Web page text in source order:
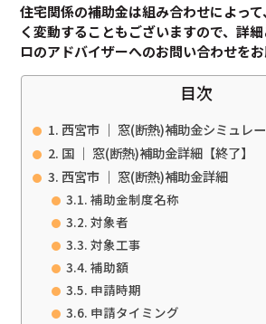
住宅関係の補助金は組み合わせによっ
く変動することもございますので、詳
ロのアドバイザーへのお問い合わせを
目次
西宮市 ｜ 窓(断熱)補助金シミュレ
国 ｜ 窓(断熱)補助金詳細【終了】
西宮市 ｜ 窓(断熱)補助金詳細
補助金制度名称
対象者
対象工事
補助額
申請時期
申請タイミング